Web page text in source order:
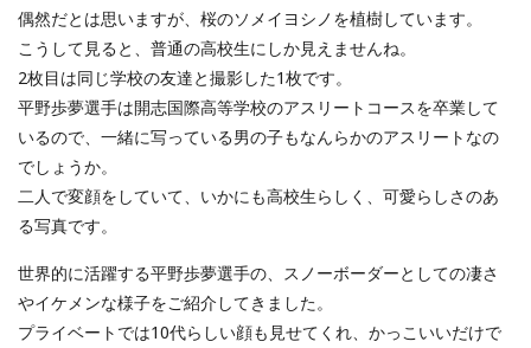
偶然だとは思いますが、桜のソメイヨシノを植樹しています。
こうして見ると、普通の高校生にしか見えませんね。
2枚目は同じ学校の友達と撮影した1枚です。
平野歩夢選手は開志国際高等学校のアスリートコースを卒業して
いるので、一緒に写っている男の子もなんらかのアスリートなの
でしょうか。
二人で変顔をしていて、いかにも高校生らしく、可愛らしさのあ
る写真です。
世界的に活躍する平野歩夢選手の、スノーボーダーとしての凄さ
やイケメンな様子をご紹介してきました。
プライベートでは10代らしい顔も見せてくれ、かっこいいだけで